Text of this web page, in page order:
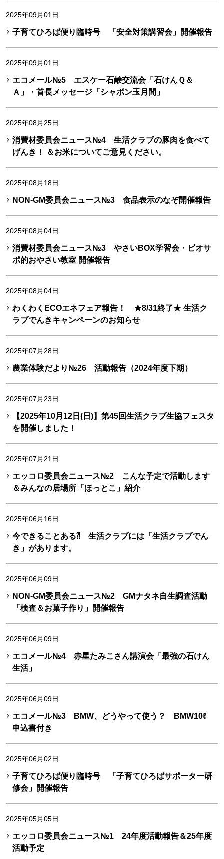
2025年09月01日
子育てひろば便り臨時号 「安全対策講習会」開催報告
2025年09月01日
エコメール№5 エスケー石鹸交流会「石けんＱ＆
Ａ」・首長メッセージ「シャボン玉月間」
2025年08月25日
消費材委員会ニュース№4 生活クラブの豚肉を食べて
げんき！ ＆お米についてご意見ください。
2025年08月18日
NON-GM委員会ニュース№3 食品表示のなぞ開催報告
2025年08月04日
消費材委員会ニュース№3 やさいBOX学習会・ビオサ
ポ的おやさい教室 開催報告
2025年08月04日
わくわくECOエネフェア報告！ ★8/31終了★ 生活ク
ラブでんきキャンペーンのお知らせ
2025年07月28日
農業体験だより№26 活動報告（2024年度下期）
2025年07月23日
【2025年10月12日(日)】第45回生活クラブ生協フェスタ
を開催しました！
2025年07月21日
エッコロ委員会ニュース№2 こんな予定で活動します
＆みんなの居場所「ほっとこ」紹介
2025年06月16日
今できることある⁈ 生活クラブには「生活クラブでん
き」があります。
2025年06月09日
NON-GM委員会ニュース№2 GMナタネ自生調査活動
「検査＆お菓子作り」開催報告
2025年06月09日
エコメール№4 赤星たみこさん講演会「最強の石けん
生活」
2025年06月09日
エコメール№3 BMW、どうやって使う？ BMW10ℓ
申込書付き
2025年06月02日
子育てひろば便り臨時号 「子育てひろばサポーター研
修会」開催報告
2025年05月05日
エッコロ委員会ニュース№1 24年度活動報告＆25年度
活動予定